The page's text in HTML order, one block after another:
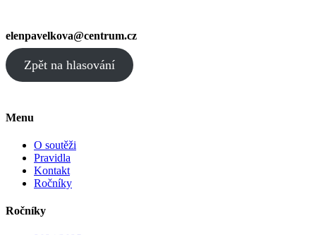
elenpavelkova@centrum.cz
Zpět na hlasování
Menu
O soutěži
Pravidla
Kontakt
Ročníky
Ročníky